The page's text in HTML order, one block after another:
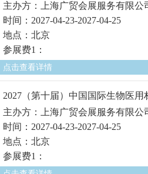
主办方：上海广贸会展服务有限公
时间：2027-04-23-2027-04-25
地点：北京
参展费1：
点击查看详情
2027（第十届）中国国际生物医用
主办方：上海广贸会展服务有限公
时间：2027-04-23-2027-04-25
地点：北京
参展费1：